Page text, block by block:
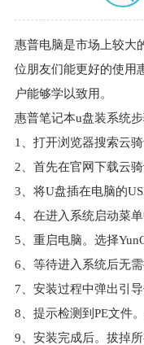
惠普电脑是市场上较大
位朋友们能更好的使用
户能够学以致用。
惠普笔记本u盘装系统
1、打开浏览器搜索云
2、首先在官网下载云
3、将U盘插在电脑的
4、在进入系统启动菜
5、重启电脑。选择
6、等待进入系统后无
7、安装过程中弹出引
8、提示检测到PE文件
9、安装完成后。拔掉